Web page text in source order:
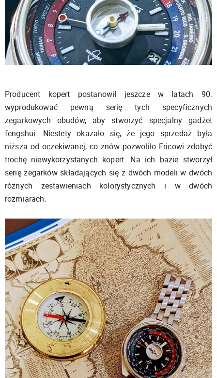
Producent kopert postanowił jeszcze w latach 90.
wyprodukować pewną serię tych specyficznych
zegarkowych obudów, aby stworzyć specjalny gadżet
fengshui. Niestety okazało się, że jego sprzedaż była
niższa od oczekiwanej, co znów pozwoliło Ericowi zdobyć
trochę niewykorzystanych kopert. Na ich bazie stworzył
serię zegarków składających się z dwóch modeli w dwóch
różnych zestawieniach kolorystycznych i w dwóch
rozmiarach.